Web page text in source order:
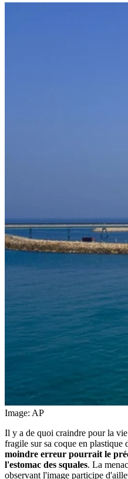
Image: AP
Il y a de quoi craindre pour la
fragile sur sa coque en plastique
moindre erreur pourrait le
l'estomac des squales. La
observant l'image participe